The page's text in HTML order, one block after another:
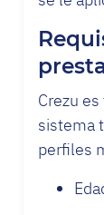
Crezu
sistema
perfiles